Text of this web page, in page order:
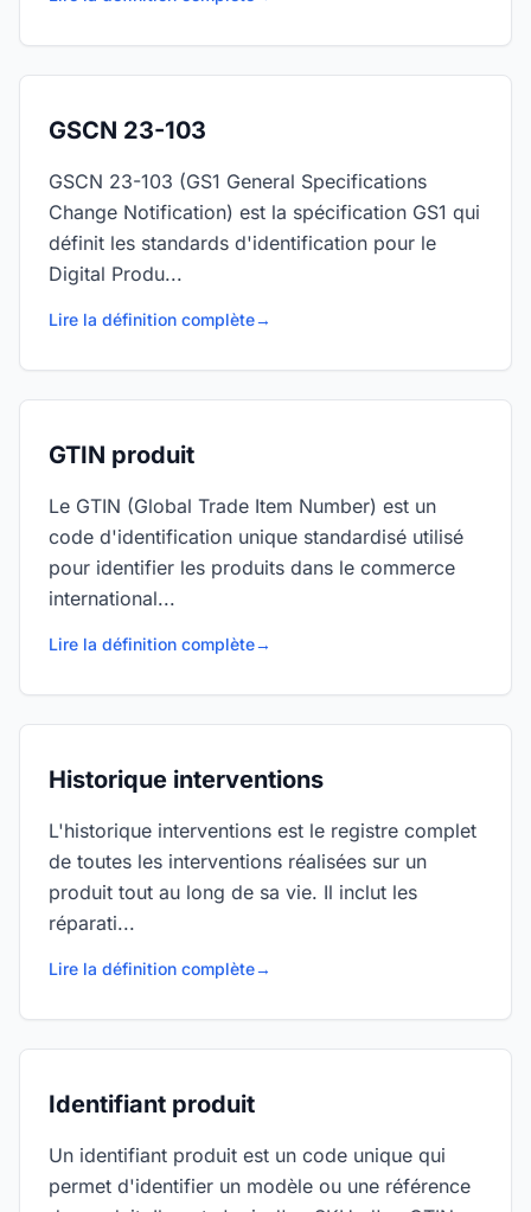
GSCN 23-103
GSCN 23-103 (GS1 General Specifications
Change Notification) est la spécification GS1 qui
définit les standards d'identification pour le
Digital Produ...
Lire la définition complète→
GTIN produit
Le GTIN (Global Trade Item Number) est un
code d'identification unique standardisé utilisé
pour identifier les produits dans le commerce
international...
Lire la définition complète→
Historique interventions
L'historique interventions est le registre complet
de toutes les interventions réalisées sur un
produit tout au long de sa vie. Il inclut les
réparati...
Lire la définition complète→
Identifiant produit
Un identifiant produit est un code unique qui
permet d'identifier un modèle ou une référence